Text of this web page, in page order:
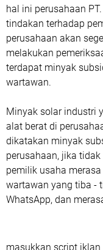
hal ini perusahaan
tindakan terhadap
perusahaan akan
melakukan
terdapat minyak
wartawan.
Minyak solar industri
alat berat di
dikatakan minyak
perusahaan, jika
pemilik usaha
wartawan yang tiba -
WhatsApp, dan
masukkan script iklan